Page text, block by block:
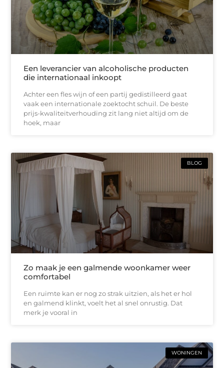
Een leverancier van alcoholische producten
die internationaal inkoopt
Achter een fles wijn of een partij gedistilleerd gaat
vaak een internationale zoektocht schuil. De beste
prijs-kwaliteitverhouding zit lang niet altijd om de
hoek, maar
BLOG
Zo maak je een galmende woonkamer weer
comfortabel
Een ruimte kan er nog zo strak uitzien, als het er hol
en galmend klinkt, voelt het al snel onrustig. Dat
merk je vooral in
WONINGEN